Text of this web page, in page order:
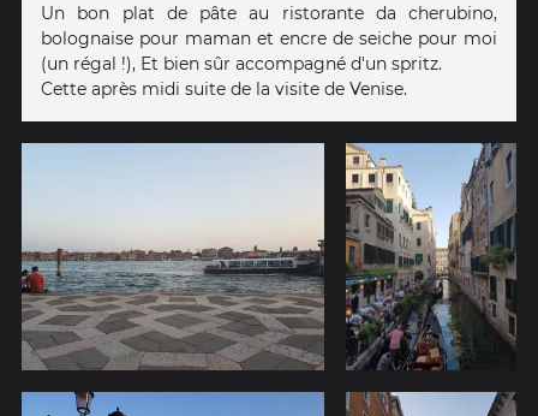
Un bon plat de pâte au ristorante da cherubino,
bolognaise pour maman et encre de seiche pour moi
(un régal !), Et bien sûr accompagné d'un spritz.
Cette après midi suite de la visite de Venise.